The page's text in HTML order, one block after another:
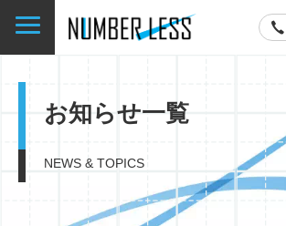
お知らせ一覧
NEWS & TOPICS